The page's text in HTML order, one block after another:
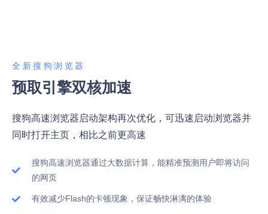
全新搜狗浏览器
预取引擎双核加速
搜狗高速浏览器启动架构再次优化，可迅速启动浏览器并
同时打开主页，相比之前更高速
搜狗高速浏览器通过大数据计算，能精准预测用户即将访问
的网页
有效减少Flash的卡顿现象，保证畅快淋漓的体验